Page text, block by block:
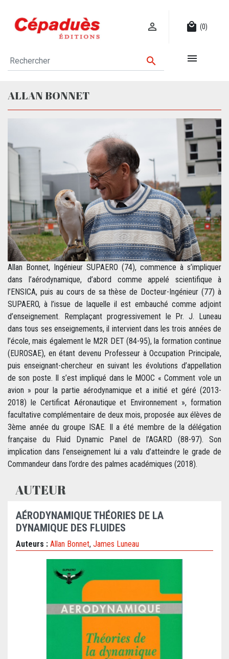
 local_mall (0)
 
ALLAN BONNET
Allan Bonnet, Ingénieur SUPAERO (74), commence à s’impliquer
dans l’aérodynamique, d’abord comme appelé scientifique à
l’ENSICA, puis au cours de sa thèse de Docteur-Ingénieur (77) à
SUPAERO, à l’issue de laquelle il est embauché comme adjoint
d’enseignement. Remplaçant progressivement le Pr. J. Luneau
dans tous ses enseignements, il intervient dans les trois années de
l’école, mais également le M2R DET (84-95), la formation continue
(EUROSAE), en étant devenu Professeur à Occupation Principale,
puis enseignant-chercheur en suivant les évolutions d’appellation
de son poste. Il s’est impliqué dans le MOOC « Comment vole un
avion » pour la partie aérodynamique et a initié et géré (2013-
2018) le Certificat Aéronautique et Environnement », formation
facultative complémentaire de deux mois, proposée aux élèves de
3ème année du groupe ISAE. Il a été membre de la délégation
française du Fluid Dynamic Panel de l’AGARD (88-97). Son
implication dans l’enseignement lui a valu d’atteindre le grade de
Commandeur dans l’ordre des palmes académiques (2018).
AUTEUR
AÉRODYNAMIQUE THÉORIES DE LA
DYNAMIQUE DES FLUIDES
Auteurs : Allan Bonnet, James Luneau